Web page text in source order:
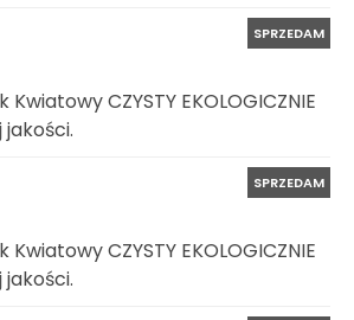
SPRZEDAM
CZYSTY EKOLOGICZNIE
jakości.
SPRZEDAM
CZYSTY EKOLOGICZNIE
jakości.